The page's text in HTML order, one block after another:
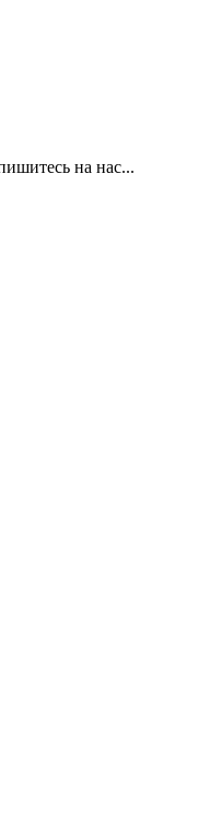
на нас...